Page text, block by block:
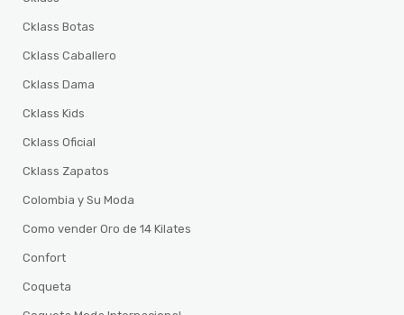
Cklass Botas
Cklass Caballero
Cklass Dama
Cklass Kids
Cklass Oficial
Cklass Zapatos
Colombia y Su Moda
Como vender Oro de 14 Kilates
Confort
Coqueta